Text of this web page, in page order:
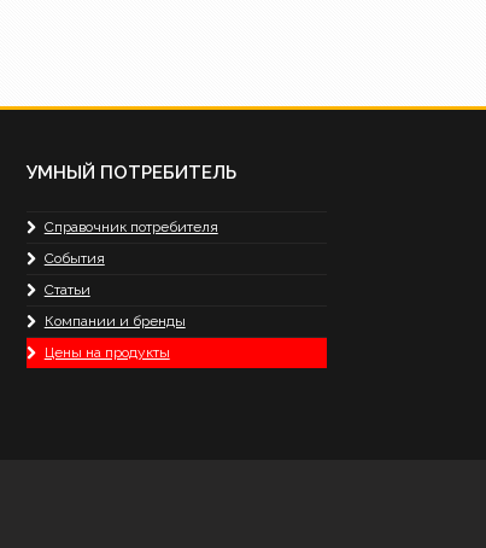
УМНЫЙ ПОТРЕБИТЕЛЬ
Справочник потребителя
События
Статьи
Компании и бренды
Цены на продукты